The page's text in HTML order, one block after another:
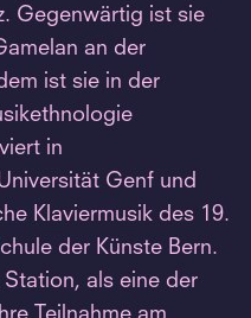
Gegenwärtig ist sie
an der
ist sie in der
in
Genf und
Klaviermusik des 19.
der Künste Bern.
als eine der